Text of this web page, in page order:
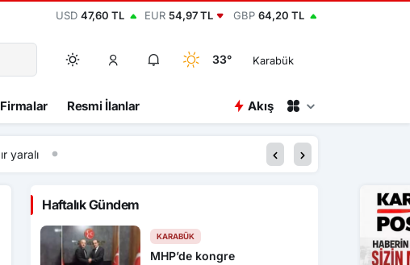
USD 47,60 TL EUR 54,97 TL GBP 64,20 TL
33° Karabük
Firmalar Resmi İlanlar Akış
20:00 Dronla vurulan Türk
Haftalık Gündem
KARABÜK
MHP’de kongre